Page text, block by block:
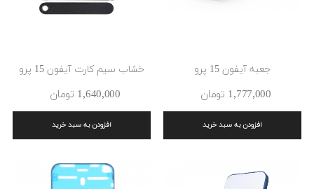
جعبه آیفون 15 پرو
1٬777٬000 ‎تومان
افزودن به سبد خرید
خشاب سیم کارت آیفون 15 پرو
1٬640٬000 ‎تومان
افزودن به سبد خرید